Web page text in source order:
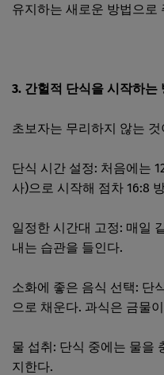
유지하는 새로운 방법으로
3. 간헐적 단식을 시작하는
초보자는 무리하지 않는
단식 시간 설정: 처음에는
사)으로 시작해 점차 16:8
일정한 시간대 고정: 매일
내는 습관을 들인다.
소화에 좋은 음식 선택: 단
으로 채운다. 과식은 금물
물 섭취: 단식 중에는 물을
지한다.